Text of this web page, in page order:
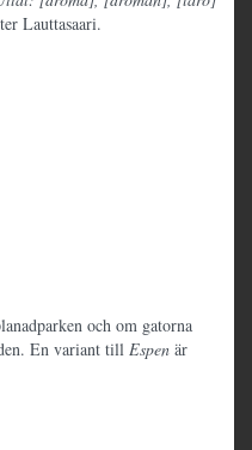
Lauttasaari.
och om gatorna
En variant till Espen är